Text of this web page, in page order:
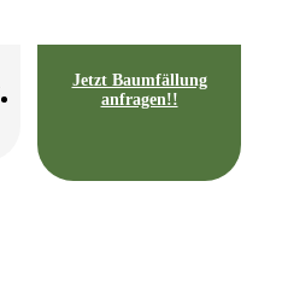
Jetzt Baumfällung
anfragen!!